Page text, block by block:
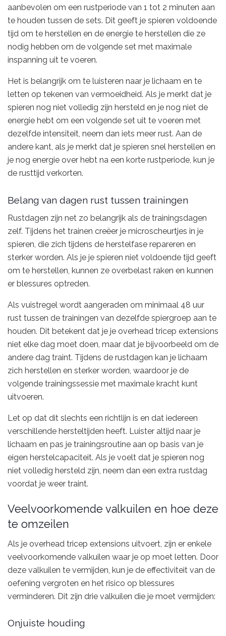
aanbevolen om een rustperiode van 1 tot 2 minuten aan
te houden tussen de sets. Dit geeft je spieren voldoende
tijd om te herstellen en de energie te herstellen die ze
nodig hebben om de volgende set met maximale
inspanning uit te voeren.
Het is belangrijk om te luisteren naar je lichaam en te
letten op tekenen van vermoeidheid. Als je merkt dat je
spieren nog niet volledig zijn hersteld en je nog niet de
energie hebt om een volgende set uit te voeren met
dezelfde intensiteit, neem dan iets meer rust. Aan de
andere kant, als je merkt dat je spieren snel herstellen en
je nog energie over hebt na een korte rustperiode, kun je
de rusttijd verkorten.
Belang van dagen rust tussen trainingen
Rustdagen zijn net zo belangrijk als de trainingsdagen
zelf. Tijdens het trainen creëer je microscheurtjes in je
spieren, die zich tijdens de herstelfase repareren en
sterker worden. Als je je spieren niet voldoende tijd geeft
om te herstellen, kunnen ze overbelast raken en kunnen
er blessures optreden.
Als vuistregel wordt aangeraden om minimaal 48 uur
rust tussen de trainingen van dezelfde spiergroep aan te
houden. Dit betekent dat je je overhead tricep extensions
niet elke dag moet doen, maar dat je bijvoorbeeld om de
andere dag traint. Tijdens de rustdagen kan je lichaam
zich herstellen en sterker worden, waardoor je de
volgende trainingssessie met maximale kracht kunt
uitvoeren.
Let op dat dit slechts een richtlijn is en dat iedereen
verschillende hersteltijden heeft. Luister altijd naar je
lichaam en pas je trainingsroutine aan op basis van je
eigen herstelcapaciteit. Als je voelt dat je spieren nog
niet volledig hersteld zijn, neem dan een extra rustdag
voordat je weer traint.
Veelvoorkomende valkuilen en hoe deze
te omzeilen
Als je overhead tricep extensions uitvoert, zijn er enkele
veelvoorkomende valkuilen waar je op moet letten. Door
deze valkuilen te vermijden, kun je de effectiviteit van de
oefening vergroten en het risico op blessures
verminderen. Dit zijn drie valkuilen die je moet vermijden:
Onjuiste houding